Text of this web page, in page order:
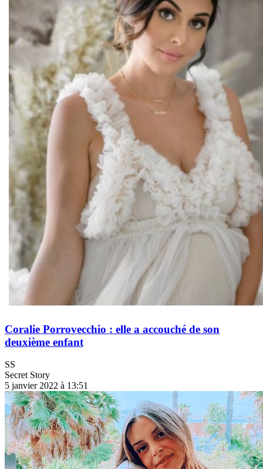
Coralie Porrovecchio : elle a accouché de son
deuxième enfant
SS
Secret Story
5 janvier 2022 à 13:51